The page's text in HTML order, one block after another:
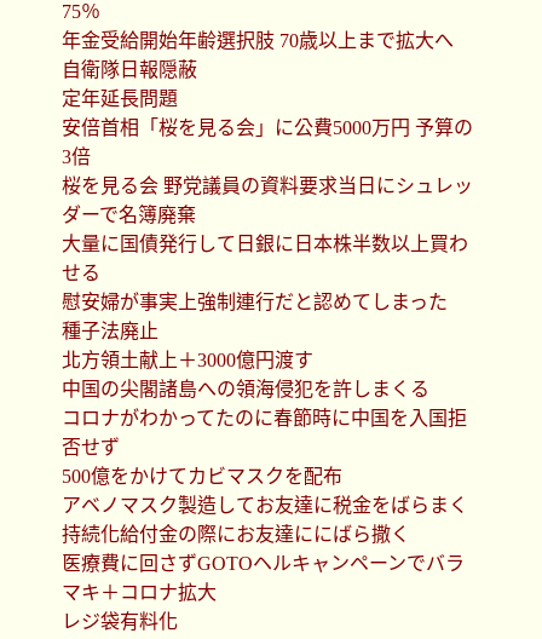
75％
年金受給開始年齢選択肢 70歳以上まで拡大へ
自衛隊日報隠蔽
定年延長問題
安倍首相「桜を見る会」に公費5000万円 予算の
3倍
桜を見る会 野党議員の資料要求当日にシュレッ
ダーで名簿廃棄
大量に国債発行して日銀に日本株半数以上買わ
せる
慰安婦が事実上強制連行だと認めてしまった
種子法廃止
北方領土献上＋3000億円渡す
中国の尖閣諸島への領海侵犯を許しまくる
コロナがわかってたのに春節時に中国を入国拒
否せず
500億をかけてカビマスクを配布
アベノマスク製造してお友達に税金をばらまく
持続化給付金の際にお友達ににばら撒く
医療費に回さずGOTOヘルキャンペーンでバラ
マキ＋コロナ拡大
レジ袋有料化